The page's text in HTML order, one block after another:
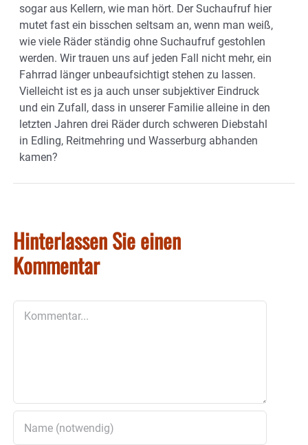
sogar aus Kellern, wie man hört. Der Suchaufruf hier
mutet fast ein bisschen seltsam an, wenn man weiß,
wie viele Räder ständig ohne Suchaufruf gestohlen
werden. Wir trauen uns auf jeden Fall nicht mehr, ein
Fahrrad länger unbeaufsichtigt stehen zu lassen.
Vielleicht ist es ja auch unser subjektiver Eindruck
und ein Zufall, dass in unserer Familie alleine in den
letzten Jahren drei Räder durch schweren Diebstahl
in Edling, Reitmehring und Wasserburg abhanden
kamen?
Hinterlassen Sie einen
Kommentar